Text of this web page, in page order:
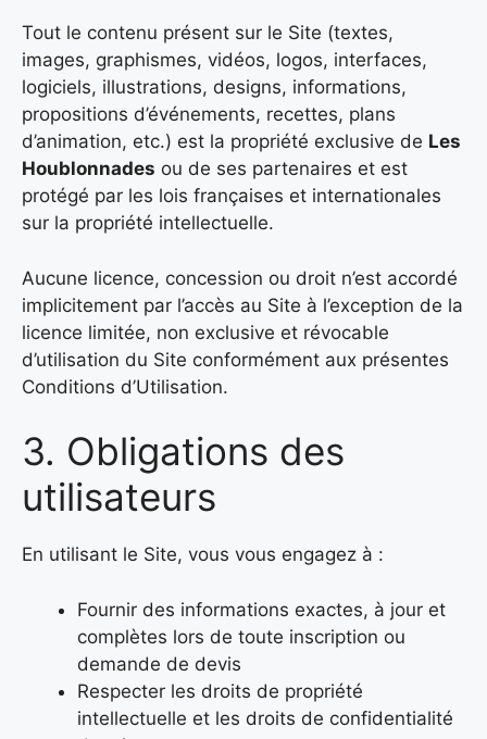
Tout le contenu présent sur le Site (textes,
images, graphismes, vidéos, logos, interfaces,
logiciels, illustrations, designs, informations,
propositions d’événements, recettes, plans
d’animation, etc.) est la propriété exclusive de Les
Houblonnades ou de ses partenaires et est
protégé par les lois françaises et internationales
sur la propriété intellectuelle.
Aucune licence, concession ou droit n’est accordé
implicitement par l’accès au Site à l’exception de la
licence limitée, non exclusive et révocable
d’utilisation du Site conformément aux présentes
Conditions d’Utilisation.
3. Obligations des
utilisateurs
En utilisant le Site, vous vous engagez à :
Fournir des informations exactes, à jour et
complètes lors de toute inscription ou
demande de devis
Respecter les droits de propriété
intellectuelle et les droits de confidentialité